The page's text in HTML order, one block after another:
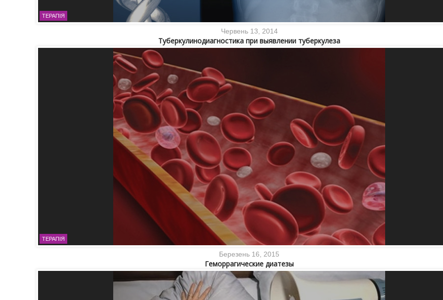
ТЕРАПІЯ
Червень 13, 2014
Туберкулинодиагностика при выявлении туберкулеза
ТЕРАПІЯ
Березень 16, 2015
Геморрагические диатезы